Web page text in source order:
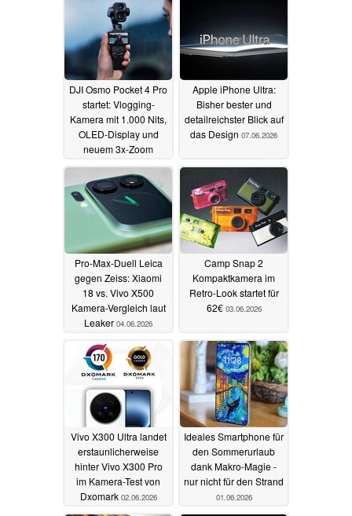
DJI Osmo Pocket 4 Pro
startet: Vlogging-
Kamera mit 1.000 Nits,
OLED-Display und
neuem 3x-Zoom
16.06.2026
Apple iPhone Ultra:
Bisher bester und
detailreichster Blick auf
das Design 07.06.2026
Pro-Max-Duell Leica
gegen Zeiss: Xiaomi
18 vs. Vivo X500
Kamera-Vergleich laut
Leaker 04.06.2026
Camp Snap 2
Kompaktkamera im
Retro-Look startet für
62€ 03.06.2026
Vivo X300 Ultra landet
erstaunlicherweise
hinter Vivo X300 Pro
im Kamera-Test von
Dxomark 02.06.2026
Ideales Smartphone für
den Sommerurlaub
dank Makro-Magie -
nur nicht für den Strand
01.06.2026